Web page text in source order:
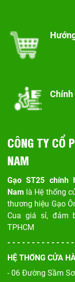
Chính
CÔNG TY CỔ
NAM
Gạo ST25 chính
Nam là Hệ thống
thương hiệu Gạo
Cua giá sỉ, đảm
TPHCM
- - - - - - - - - - - - -
HỆ THỐNG CỬA
- 06 Đường Sầm